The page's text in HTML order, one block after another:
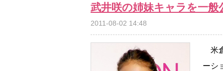
武井咲の姉妹キャラを一
2011-08-02 14:48
米
ーシ